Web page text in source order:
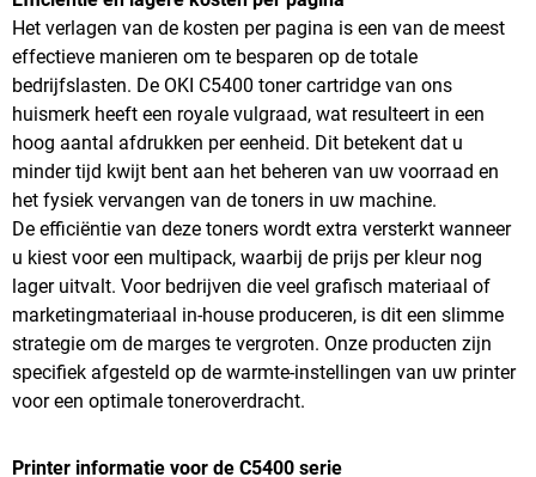
Het verlagen van de kosten per pagina is een van de meest
effectieve manieren om te besparen op de totale
bedrijfslasten. De OKI C5400 toner cartridge van ons
huismerk heeft een royale vulgraad, wat resulteert in een
hoog aantal afdrukken per eenheid. Dit betekent dat u
minder tijd kwijt bent aan het beheren van uw voorraad en
het fysiek vervangen van de toners in uw machine.
De efficiëntie van deze toners wordt extra versterkt wanneer
u kiest voor een multipack, waarbij de prijs per kleur nog
lager uitvalt. Voor bedrijven die veel grafisch materiaal of
marketingmateriaal in-house produceren, is dit een slimme
strategie om de marges te vergroten. Onze producten zijn
specifiek afgesteld op de warmte-instellingen van uw printer
voor een optimale toneroverdracht.
Printer informatie voor de C5400 serie